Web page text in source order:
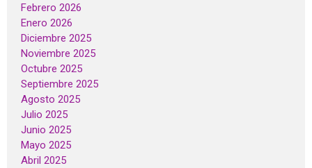
Febrero 2026
Enero 2026
Diciembre 2025
Noviembre 2025
Octubre 2025
Septiembre 2025
Agosto 2025
Julio 2025
Junio 2025
Mayo 2025
Abril 2025